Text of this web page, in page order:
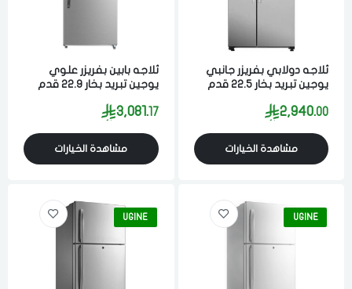
ثلاجه دولابي بفريزر جانبي
يوجين تبريد بخار 22.5 قدم
2,940.00
مشاهدة الخيارات
ثلاجه بابين بفريزر علوي
يوجين تبريد بخار 22.9 قدم
3,081.17
مشاهدة الخيارات
UGINE
UGINE